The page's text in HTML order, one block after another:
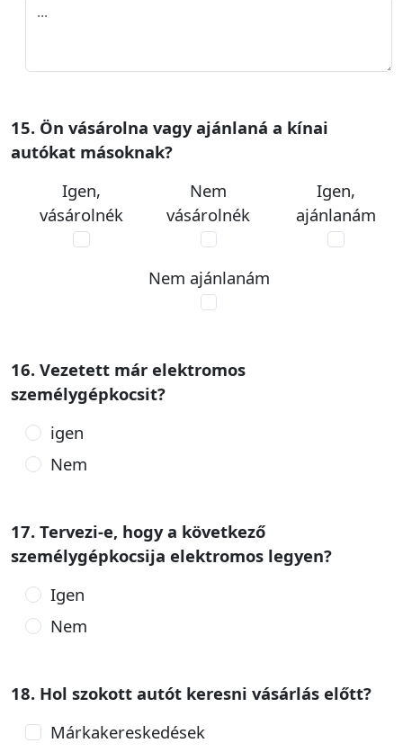
15. Ön vásárolna vagy ajánlaná a kínai
autókat másoknak?
Igen,
vásárolnék
Nem
vásárolnék
Igen,
ajánlanám
Nem ajánlanám
16. Vezetett már elektromos
személygépkocsit?
igen
Nem
17. Tervezi-e, hogy a következő
személygépkocsija elektromos legyen?
Igen
Nem
18. Hol szokott autót keresni vásárlás előtt?
Márkakereskedések